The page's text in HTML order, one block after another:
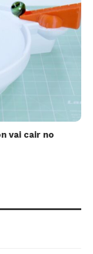
vai cair no